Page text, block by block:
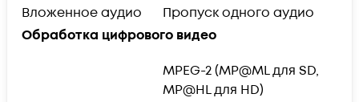
Вложенное аудио
Пропуск одного аудио
Обработка цифрового видео
MPEG-2 (MP@ML для SD,
MP@HL для HD)